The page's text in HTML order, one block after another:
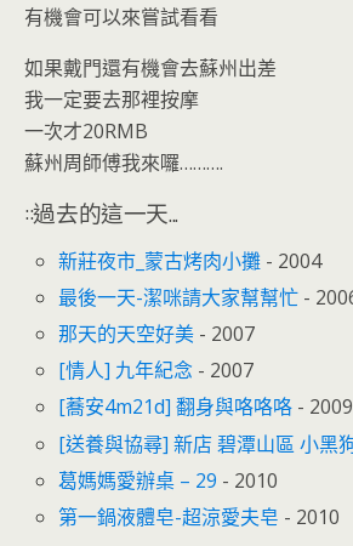
有機會可以來嘗試看看
如果戴門還有機會去蘇州出差
我一定要去那裡按摩
一次才20RMB
蘇州周師傅我來囉……….
::過去的這一天...
新莊夜市_蒙古烤肉小攤 - 2004
最後一天-潔咪請大家幫幫忙 -
那天的天空好美 - 2007
[情人] 九年紀念 - 2007
[蕎安4m21d] 翻身與咯咯咯 - 2009
[送養與協尋] 新店 碧潭山區 小黑
葛媽媽愛辦桌 – 29 - 2010
第一鍋液體皂-超涼愛夫皂 - 2010